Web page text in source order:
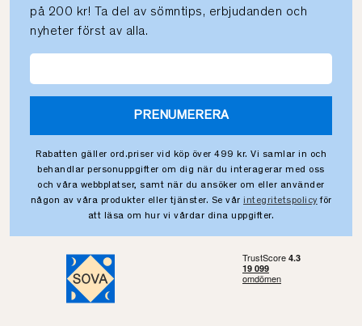
på 200 kr! Ta del av sömntips, erbjudanden och
nyheter först av alla.
PRENUMERERA
Rabatten gäller ord.priser vid köp över 499 kr. Vi samlar in och
behandlar personuppgifter om dig när du interagerar med oss
och våra webbplatser, samt när du ansöker om eller använder
någon av våra produkter eller tjänster. Se vår integritetspolicy för
att läsa om hur vi vårdar dina uppgifter.